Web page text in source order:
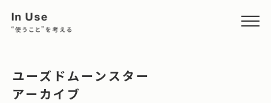
ユーズドムーンスター
アーカイブ